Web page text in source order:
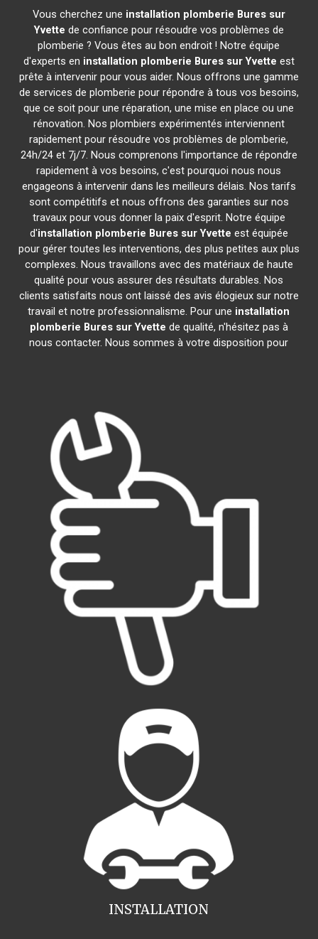
Vous cherchez une installation plomberie Bures sur
Yvette de confiance pour résoudre vos problèmes de
plomberie ? Vous êtes au bon endroit ! Notre équipe
d'experts en installation plomberie Bures sur Yvette est
prête à intervenir pour vous aider. Nous offrons une gamme
de services de plomberie pour répondre à tous vos besoins,
que ce soit pour une réparation, une mise en place ou une
rénovation. Nos plombiers expérimentés interviennent
rapidement pour résoudre vos problèmes de plomberie,
24h/24 et 7j/7. Nous comprenons l'importance de répondre
rapidement à vos besoins, c'est pourquoi nous nous
engageons à intervenir dans les meilleurs délais. Nos tarifs
sont compétitifs et nous offrons des garanties sur nos
travaux pour vous donner la paix d'esprit. Notre équipe
d'installation plomberie Bures sur Yvette est équipée
pour gérer toutes les interventions, des plus petites aux plus
complexes. Nous travaillons avec des matériaux de haute
qualité pour vous assurer des résultats durables. Nos
clients satisfaits nous ont laissé des avis élogieux sur notre
travail et notre professionnalisme. Pour une installation
plomberie Bures sur Yvette de qualité, n'hésitez pas à
nous contacter. Nous sommes à votre disposition pour
INSTALLATION